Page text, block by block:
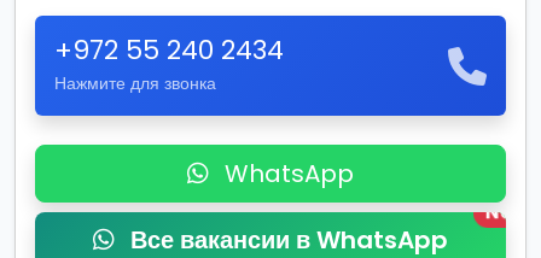
+972 55 240 2434
Нажмите для звонка
WhatsApp
Все вакансии в WhatsApp
New